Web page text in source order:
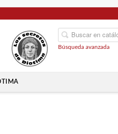
Búsqueda avanzada